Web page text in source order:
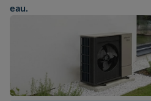
eau.